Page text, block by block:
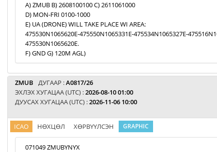
A) ZMUB B) 2608100100 C) 2611061000
D) MON-FRI 0100-1000
E) UA (DRONE) WILL TAKE PLACE WI AREA:
475530N1065620E-475550N1065331E-475534N1065327E-
475530N1065620E.
F) GND G) 120M AGL)
ZMUB ДУГААР :A0817/26
ЭХЛЭХ ХУГАЦАА (UTC) :2026-08-10 01:00
ДУУСАХ ХУГАЦАА (UTC) :2026-11-06 10:00
ICAO НӨХЦӨЛ ХӨРВҮҮЛСЭН GRAPHIC
071049 ZMUBYNYX